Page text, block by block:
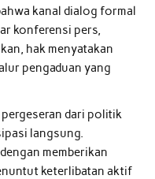
kanal dialog formal
konferensi pers,
hak menyatakan
pengaduan yang
dari politik
langsung.
memberikan
keterlibatan aktif